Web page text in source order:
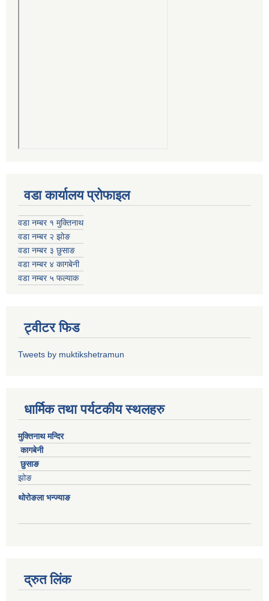
वडा कार्यालय प्रोफाइल
वडा नम्बर १ मुक्तिनाथ
वडा नम्बर २ झोङ
वडा नम्बर ३ छुसाङ
वडा नम्बर ४ कागबेनी
वडा नम्बर ५ फल्याक
ट्वीटर फिड
Tweets by muktikshetramun
धार्मिक तथा पर्यटकीय स्थलहरु
मुक्तिनाथ मन्दिर
कागबेनी
छुसाङ
झोङ
थोरोङला भन्ज्याङ
द्रुत लिंक